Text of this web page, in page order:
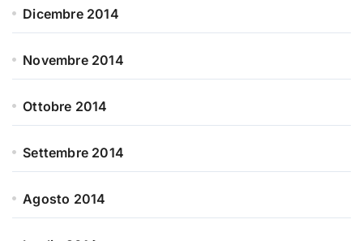
Dicembre 2014
Novembre 2014
Ottobre 2014
Settembre 2014
Agosto 2014